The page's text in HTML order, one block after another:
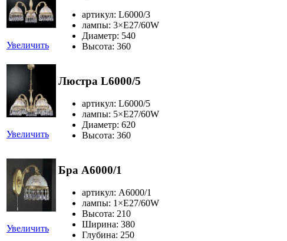
Увеличить
артикул: L6000/3
лампы: 3×Е27/60W
Диаметр: 540
Высота: 360
Увеличить
Люстра L6000/5
артикул: L6000/5
лампы: 5×Е27/60W
Диаметр: 620
Высота: 360
Увеличить
Бра A6000/1
артикул: A6000/1
лампы: 1×Е27/60W
Высота: 210
Ширина: 380
Глубина: 250